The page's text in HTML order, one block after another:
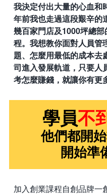
我決定付出大量的心血和
年前我也走過這段艱辛的
幾百家門店及1000坪總
程。我想教你面對人員管
題、怎麼用最低的成本去
司進入發展軌道，只要人
考怎麼賺錢，就讓你有更
學員不
他們都開
開始準
加入創業課程自創品牌一